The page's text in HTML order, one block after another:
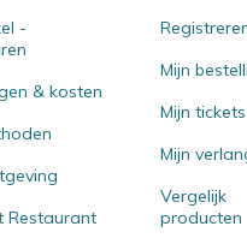
-
& kosten
Restaurant
Mijn
Mijn tickets
Mijn
Vergelijk
producten